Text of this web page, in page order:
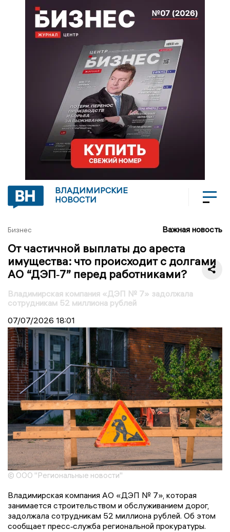
ВЛАДИМИРСКИЕ
НОВОСТИ
Бизнес Важная новость
От частичной выплаты до ареста
имущества: что происходит с долгами
АО “ДЭП‑7” перед работниками?
Владимирская компания «ДЭП № 7» задолжала
сотрудникам 52 миллиона рублей
07/07/2026 18:01
© ООО "Региональные новости"
Владимирская компания АО «ДЭП № 7», которая
занимается строительством и обслуживанием дорог,
задолжала сотрудникам 52 миллиона рублей. Об этом
сообщает пресс‑служба региональной прокуратуры.